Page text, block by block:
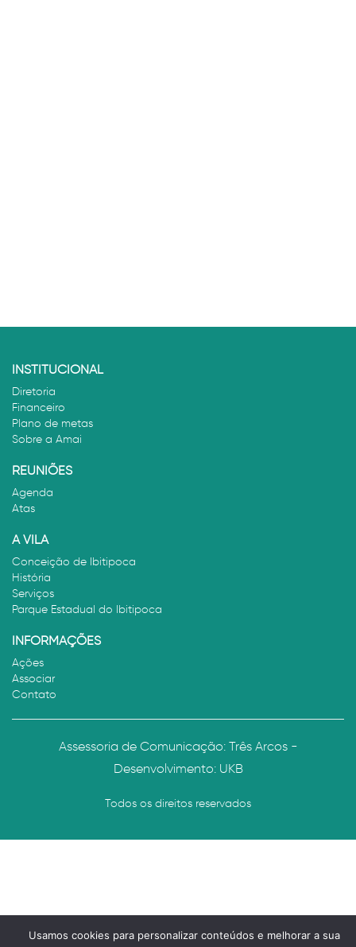
Usamos cookies para personalizar conteúdos e melhorar a sua
INSTITUCIONAL
Diretoria
Financeiro
Plano de metas
Sobre a Amai
REUNIÕES
Agenda
Atas
A VILA
Conceição de Ibitipoca
História
Serviços
Parque Estadual do Ibitipoca
INFORMAÇÕES
Ações
Associar
Contato
Assessoria de Comunicação: Três Arcos -
Desenvolvimento: UKB
Todos os direitos reservados